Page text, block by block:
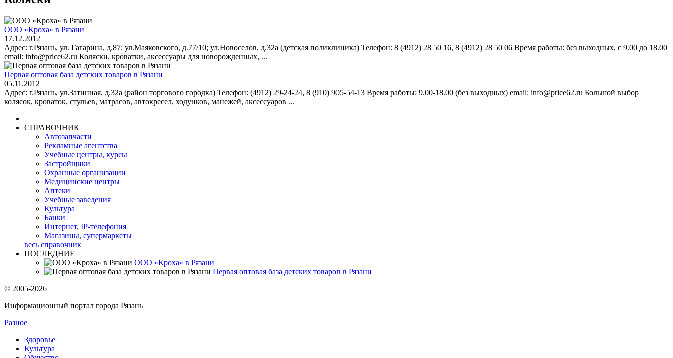
ООО «Кроха» в Рязани
17.12.2012
Адрес: г.Рязань, ул. Гагарина, д.87; ул.Маяковского, д.77/10; ул.Новоселов, д.32а (детская поликлиника) Телефон: 8 (4912) 28 50 16, 8 (4912) 28 50 06 Время работы: без выходных, с 9.00 до 18.00
email: info@price62.ru Коляски, кроватки, аксессуары для новорожденных, ...
Первая оптовая база детских товаров в Рязани
05.11.2012
Адрес: г.Рязань, ул.Затинная, д.32а (район торгового городка) Телефон: (4912) 29-24-24, 8 (910) 905-54-13 Время работы: 9.00-18.00 (без выходных) email: info@price62.ru Большой выбор
колясок, кроваток, стульев, матрасов, автокресел, ходунков, манежей, аксессуаров ...
СПРАВОЧНИК
Автозапчасти
Рекламные агентства
Учебные центры, курсы
Застройщики
Охранные организации
Медицинские центры
Аптеки
Учебные заведения
Культура
Банки
Интернет, IP-телефония
Магазины, супермаркеты
весь справочник
ПОСЛЕДНИЕ
ООО «Кроха» в Рязани
Первая оптовая база детских товаров в Рязани
© 2005-2026
Информационный портал города Рязань
Разное
Здоровье
Культура